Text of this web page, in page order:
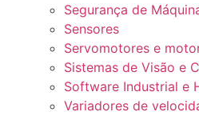
Segurança de
Sensores
Servomotores e
Sistemas de Visão e
Software Industrial e
Variadores de